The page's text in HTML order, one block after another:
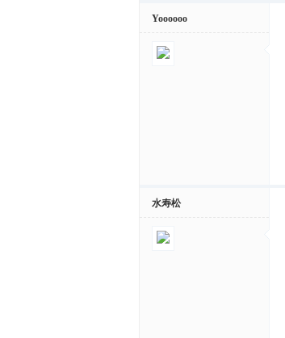
Yoooooo
水寿松